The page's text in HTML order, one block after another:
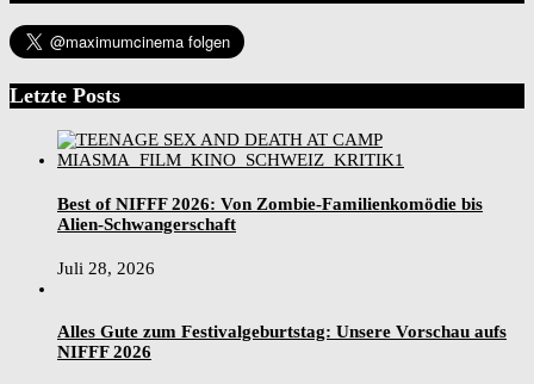
Letzte Posts
Best of NIFFF 2026: Von Zombie-Familienkomödie bis
Alien-Schwangerschaft
Juli 28, 2026
Alles Gute zum Festivalgeburtstag: Unsere Vorschau aufs
NIFFF 2026